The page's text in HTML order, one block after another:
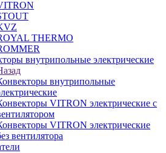
THERMO
внутрипольные электрические
внутрипольные
VITRON электрические с
VITRON электрические
вентилятора